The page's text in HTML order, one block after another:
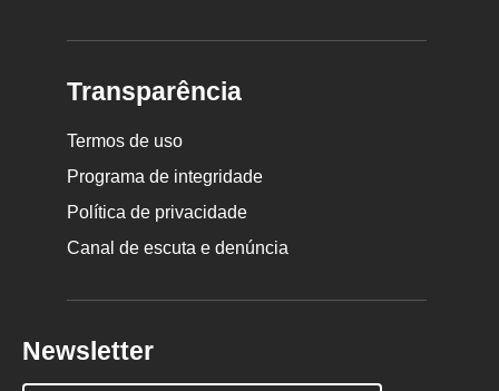
Transparência
Termos de uso
Programa de integridade
Política de privacidade
Canal de escuta e denúncia
Newsletter